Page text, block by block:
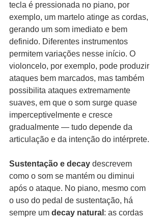
tecla é pressionada no piano, por
exemplo, um martelo atinge as cordas,
gerando um som imediato e bem
definido. Diferentes instrumentos
permitem variações nesse início. O
violoncelo, por exemplo, pode produzir
ataques bem marcados, mas também
possibilita ataques extremamente
suaves, em que o som surge quase
imperceptivelmente e cresce
gradualmente — tudo depende da
articulação e da intenção do intérprete.
Sustentação e decay descrevem
como o som se mantém ou diminui
após o ataque. No piano, mesmo com
o uso do pedal de sustentação, há
sempre um decay natural : as cordas